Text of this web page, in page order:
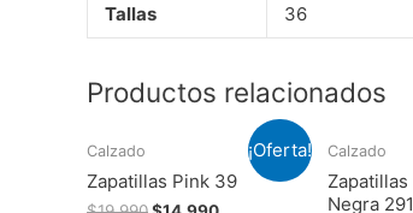
Tallas 36
Productos relacionados
¡Oferta!
Calzado
Zapatillas Pink 39
Calzado
Negra